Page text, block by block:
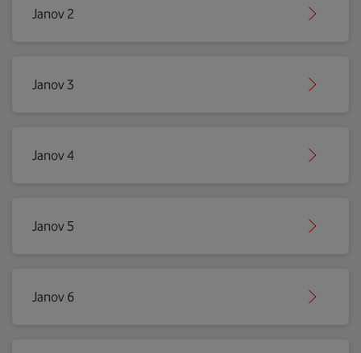
Janov 2
Janov 3
Janov 4
Janov 5
Janov 6